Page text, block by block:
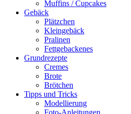
Muffins / Cupcakes
Gebäck
Plätzchen
Kleingebäck
Pralinen
Fettgebackenes
Grundrezepte
Cremes
Brote
Brötchen
Tipps und Tricks
Modellierung
Foto-Anleitungen